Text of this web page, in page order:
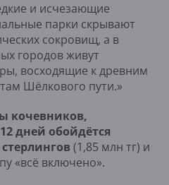
и исчезающие
парки скрывают
сокровищ, а в
городов живут
восходящие к древним
Шёлкового пути.»
кочевников,
дней обойдётся
(1,85 млн тг) и
«всё включено».